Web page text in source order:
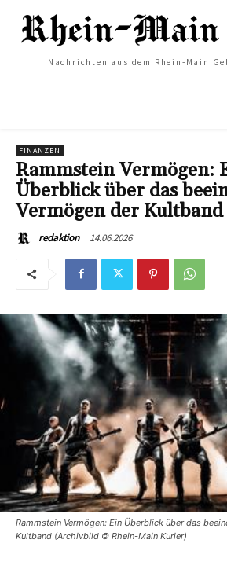
Nachrichten aus dem Rhein-Main
FINANZEN
Rammstein Vermögen:
Überblick über das
Vermögen der Kultband
redaktion 14.06.2026
Rammstein Vermögen: Ein Überblick über das
Kultband (Archivbild © Rhein-Main Kurier)